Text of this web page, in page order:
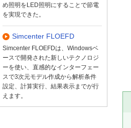
め照明をLED照明にすることで節電
を実現できた。
Simcenter FLOEFD
Simcenter FLOEFDは、Windowsベ
ースで開発された新しいテクノロジ
ーを使い、直感的なインターフェー
スで3次元モデル作成から解析条件
設定、計算実行、結果表示までが行
えます。